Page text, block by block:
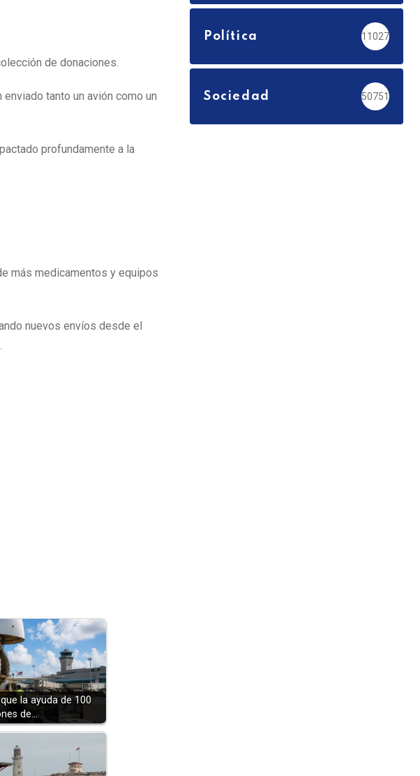
de donaciones.
tanto un avión como un
profundamente a la
más medicamentos y equipos
nuevos envíos desde el
la ayuda de 100
de…
Política 11027
Sociedad 50751